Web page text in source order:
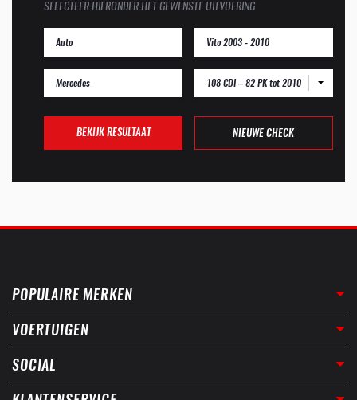
SELECTEER HIERONDER HET GEWENSTE UITVOERING
108 CDI – 82 PK tot 2010
BEKIJK RESULTAAT NIEUWE CHECK
POPULAIRE MERKEN
VOERTUIGEN
SOCIAL